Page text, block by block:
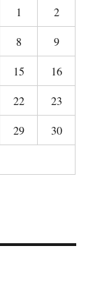
1
2
8
9
15
16
22
23
29
30